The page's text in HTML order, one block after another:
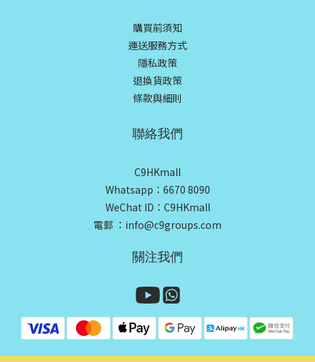
購買前須知
運送服務方式
隱私政策
退換貨政策
條款與細則
聯絡我們
C9HKmall
Whatsapp：6670 8090
WeChat ID：C9HKmall
電郵 ：info@c9groups.com
關注我們